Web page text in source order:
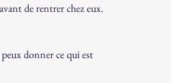
de rentrer chez eux.
donner ce qui est